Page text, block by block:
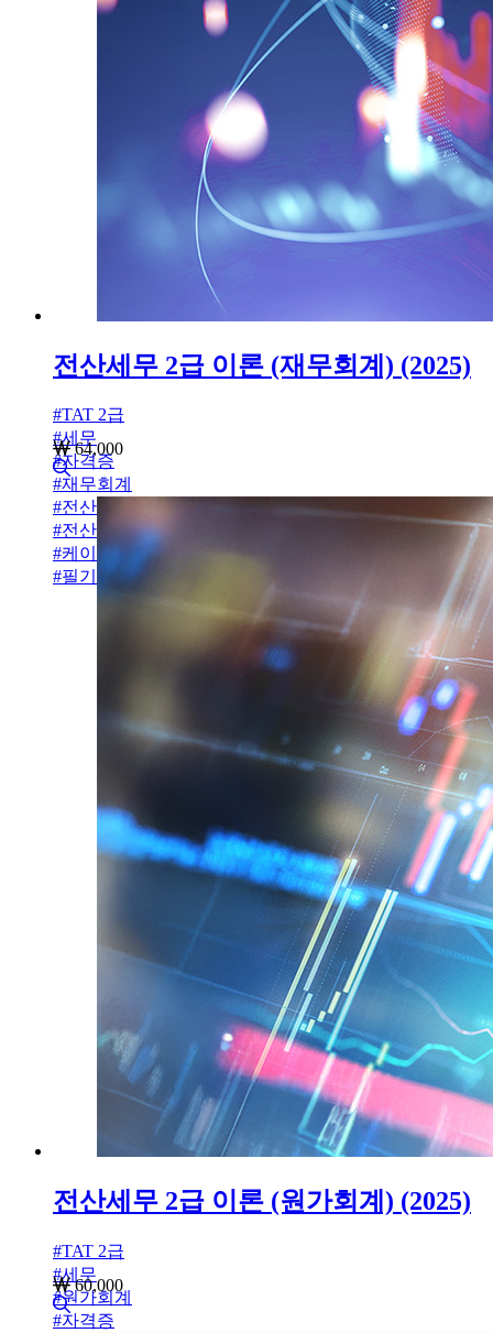
전산세무 2급 이론 (재무회계) (2025)
#TAT 2급
#세무
#자격증
#재무회계
#전산세무
#전산세무 2급
#케이렙
#필기
64,000
전산세무 2급 이론 (원가회계) (2025)
#TAT 2급
#세무
#원가회계
#자격증
60,000